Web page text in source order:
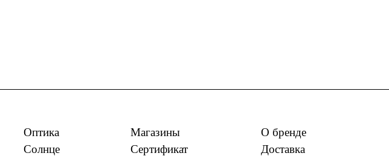
Оптика
Солнце
Магазины
Сертификат
О бренде
Доставка